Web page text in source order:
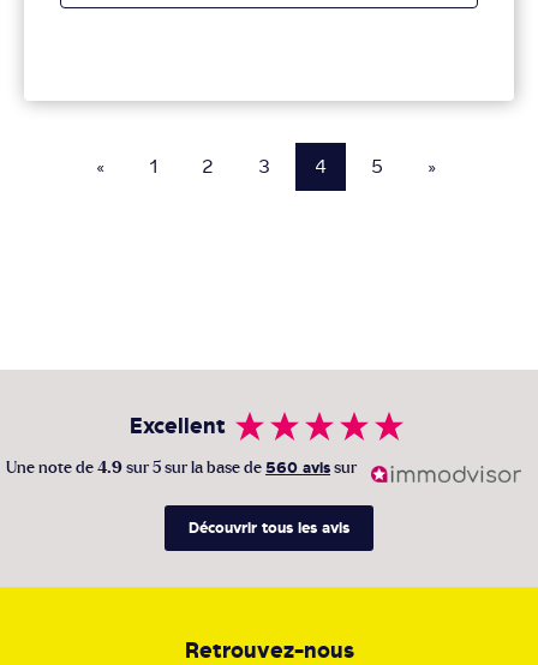
« 1 2 3 4 5 »
Excellent
Une note de 4.9 sur 5 sur la base de 560 avis sur
Découvrir tous les avis
Retrouvez-nous